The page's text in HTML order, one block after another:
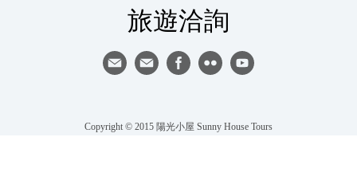
旅遊洽詢
Copyright © 2015 陽光小屋 Sunny House Tours